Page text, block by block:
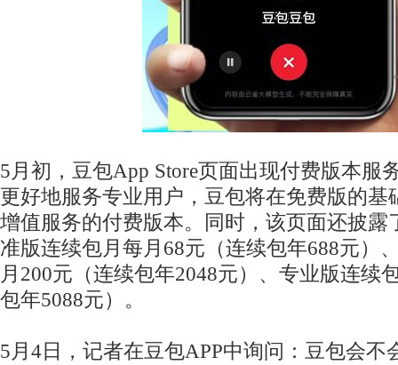
5月初，豆包App Store页面出现付费版本服
更好地服务专业用户，豆包将在免费版的基
增值服务的付费版本。同时，该页面还披露
准版连续包月每月68元（连续包年688元）
月200元（连续包年2048元）、专业版连续
包年5088元）。
5月4日，记者在豆包APP中询问：豆包会不